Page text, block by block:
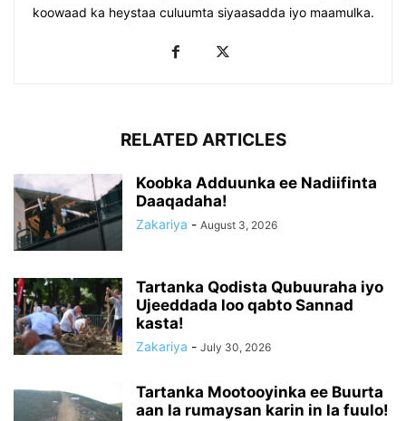
koowaad ka heystaa culuumta siyaasadda iyo maamulka.
RELATED ARTICLES
Koobka Adduunka ee Nadiifinta
Daaqadaha!
Zakariya - August 3, 2026
Tartanka Qodista Qubuuraha iyo
Ujeeddada loo qabto Sannad
kasta!
Zakariya - July 30, 2026
Tartanka Mootooyinka ee Buurta
aan la rumaysan karin in la fuulo!